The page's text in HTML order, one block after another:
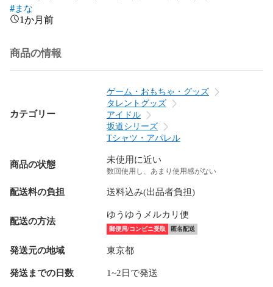
#まな
1か月前
商品の情報
カテゴリー
ゲーム・おもちゃ・グッズ
タレントグッズ
アイドル
坂道シリーズ
Tシャツ・アパレル
商品の状態 未使用に近い
数回使用し、あまり使用感がない
配送料の負担 送料込み(出品者負担)
配送の方法
ゆうゆうメルカリ便
郵便局/コンビニ受取 匿名配送
発送元の地域 東京都
発送までの日数 1~2日で発送